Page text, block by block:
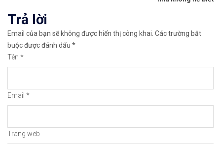
✅𝘔ở 𝘵à𝘪 𝘬𝘩𝘰ả𝘯 𝘵𝘳ê𝘯 𝘴à𝘯 𝘉𝘪𝘯𝘢𝘯𝘤𝘦 𝘯ổ𝘪 𝘵𝘪ế𝘯𝘨 𝘯𝘩ấ𝘵
🔗https://chungkhoanforex.com/eur-usd-du-bao-
viết
Trả lời
Email của bạn sẽ không được hiển thị công khai. Các trường bắt
buộc được đánh dấu *
Tên *
Email *
Trang web